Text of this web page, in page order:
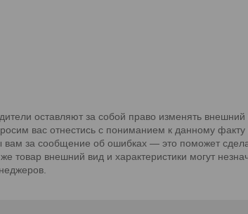
оставляют за собой право изменять внешний
вас отнестись с пониманием к данному факту
за сообщение об ошибках — это поможет
внешний вид и характеристики могут